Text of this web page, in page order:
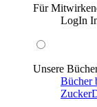
Für
LogIn
Unsere
Bücher
Zucker